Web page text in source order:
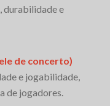
durabilidade e
de concerto)
e jogabilidade,
de jogadores.